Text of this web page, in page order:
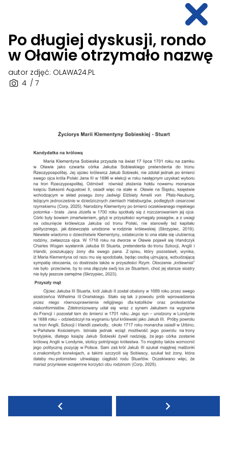
Po długiej dyskusji, rondo
w Oławie otrzymało nazwę
4 / 7
autor zdjęć: OLAWA24.PL